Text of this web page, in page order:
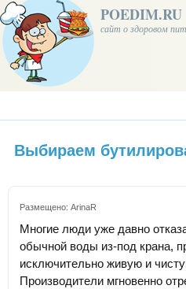
POEDIM.RU
сайт о здоровом
Выбираем
Размещено: ArinaR
Многие люди уже давно
обычной воды из-под крана,
исключительно живую и
Производители мгновенно